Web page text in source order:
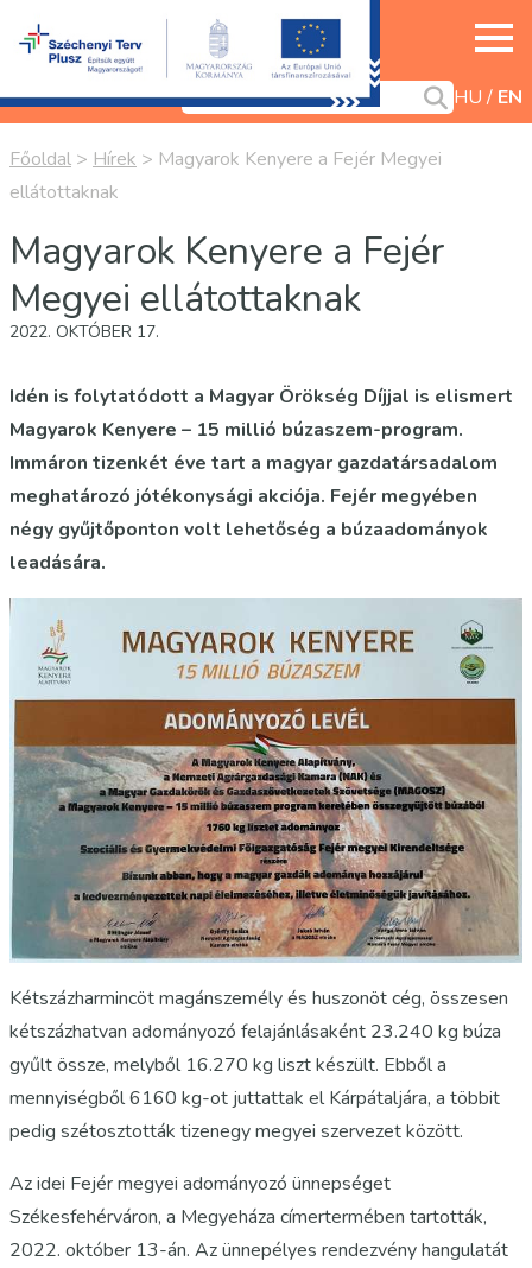
HU EN
Főoldal > Hírek > Magyarok Kenyere a Fejér Megyei
ellátottaknak
Magyarok Kenyere a Fejér
Megyei ellátottaknak
2022. OKTÓBER 17.
Idén is folytatódott a Magyar Örökség Díjjal is elismert
Magyarok Kenyere – 15 millió búzaszem-program.
Immáron tizenkét éve tart a magyar gazdatársadalom
meghatározó jótékonysági akciója. Fejér megyében
négy gyűjtőponton volt lehetőség a búzaadományok
leadására.
Kétszázharmincöt magánszemély és huszonöt cég, összesen
kétszázhatvan adományozó felajánlásaként 23.240 kg búza
gyűlt össze, melyből 16.270 kg liszt készült. Ebből a
mennyiségből 6160 kg-ot juttattak el Kárpátaljára, a többit
pedig szétosztották tizenegy megyei szervezet között.
Az idei Fejér megyei adományozó ünnepséget
Székesfehérváron, a Megyeháza címertermében tartották,
2022. október 13-án. Az ünnepélyes rendezvény hangulatát